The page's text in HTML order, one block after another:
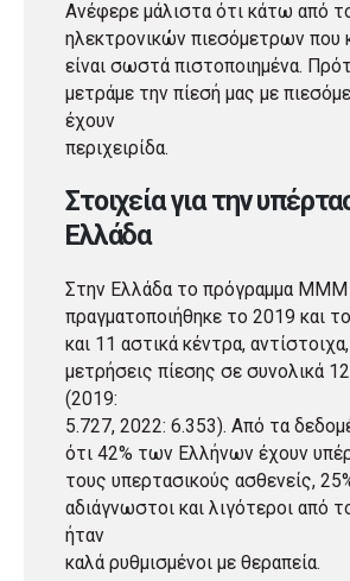
Ανέφερε μάλιστα ότι κάτω από
ηλεκτρονικών πιεσόμετρων που
είναι σωστά πιστοποιημένα.
μετράμε την πίεσή μας με
έχουν
περιχειρίδα.
Στοιχεία για την
Ελλάδα
Στην Ελλάδα το πρόγραμμα ΜΜΜ
πραγματοποιήθηκε το 2019 και
και 11 αστικά κέντρα, αντίστοιχα,
μετρήσεις πίεσης σε συνολικά
(2019:
5.727, 2022: 6.353). Από τα
ότι 42% των Ελλήνων έχουν
τους υπερτασικούς ασθενείς,
αδιάγνωστοι και λιγότεροι από
ήταν
καλά ρυθμισμένοι με θεραπεία.